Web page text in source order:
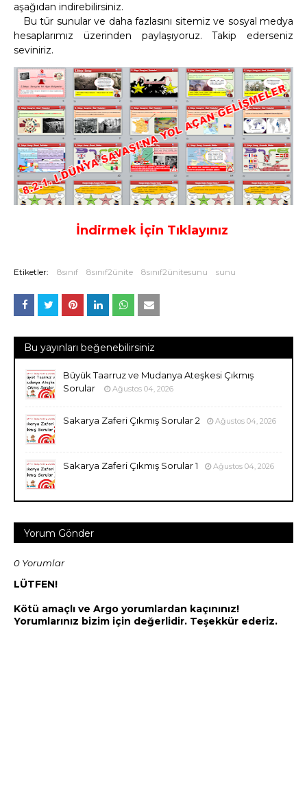
aşağıdan indirebilirsiniz.
Bu tür sunular ve daha fazlasını sitemiz ve sosyal medya
hesaplarımız üzerinden paylaşıyoruz. Takip ederseniz
seviniriz.
İndirmek İçin Tıklayınız
Etiketler: 8sınıf 8sınıf2ünite 8sınıf2ünitesunu sunu
Bu yayınları beğenebilirsiniz
Büyük Taarruz ve Mudanya Ateşkesi Çıkmış
Sorular
Ağustos 04, 2026
Sakarya Zaferi Çıkmış Sorular 2 Ağustos 04, 2026
Sakarya Zaferi Çıkmış Sorular 1 Ağustos 04, 2026
Yorum Gönder
0 Yorumlar
LÜTFEN!
Kötü amaçlı ve Argo yorumlardan kaçınınız!
Yorumlarınız bizim için değerlidir. Teşekkür ederiz.